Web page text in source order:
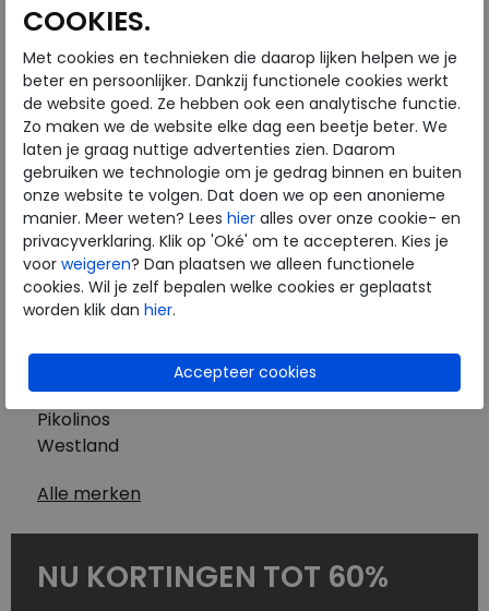
Gabor
Piedi Nudi
Pikolinos
Solidus
Think
Waldlaufer
Westland
Wolky
Herenschoenen
Australian
Birkenstock
Clarks
Mephisto
Pikolinos
Westland
Alle merken
NU KORTINGEN TOT 60%
COOKIES.
Met cookies en technieken die daarop lijken helpen we je
beter en persoonlijker. Dankzij functionele cookies werkt
de website goed. Ze hebben ook een analytische functie.
Zo maken we de website elke dag een beetje beter. We
laten je graag nuttige advertenties zien. Daarom
gebruiken we technologie om je gedrag binnen en buiten
onze website te volgen. Dat doen we op een anonieme
manier. Meer weten? Lees hier alles over onze cookie- en
privacyverklaring. Klik op 'Oké' om te accepteren. Kies je
voor weigeren? Dan plaatsen we alleen functionele
cookies. Wil je zelf bepalen welke cookies er geplaatst
worden klik dan hier.